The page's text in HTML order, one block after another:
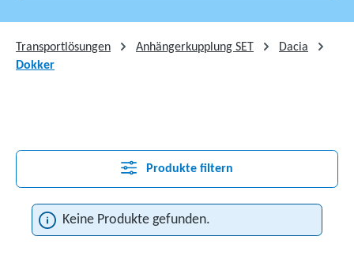
Transportlösungen Anhängerkupplung SET
Dacia
Dokker
Produkte filtern
Keine Produkte gefunden.